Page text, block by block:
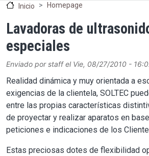
Inicio Homepage
Lavadoras de
especiales
Enviado porstaffel Vie, 08/27/2010 -
Realidad dinámica y muy orientada a
exigencias de la clientela, SOLTEC
entre las propias características
de proyectar y realizar aparatos en
peticiones e indicaciones de los
Estas preciosas dotes de flexibilidad